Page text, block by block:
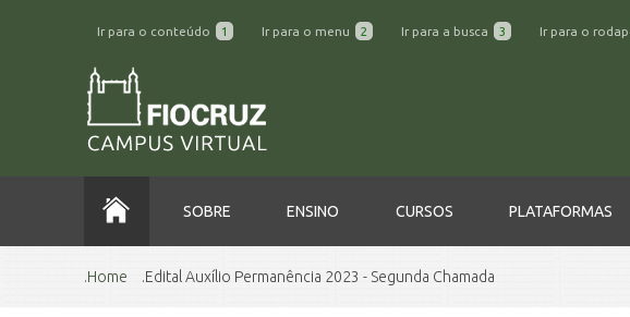
Ir para o conteúdo 1 Ir para o menu 2 Ir para a busca 3 Ir para o
SOBRE ENSINO CURSOS PLATAFORMAS
Home Edital Auxílio Permanência 2023 - Segunda Chamada